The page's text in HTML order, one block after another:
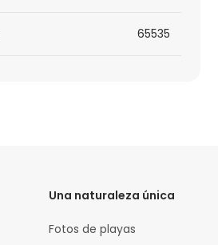
65535
Una naturaleza única
Fotos de playas